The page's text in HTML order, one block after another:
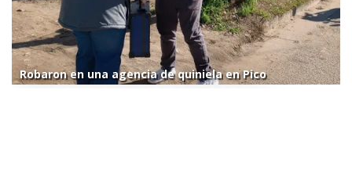
Robaron en una agencia de quiniela en Pico